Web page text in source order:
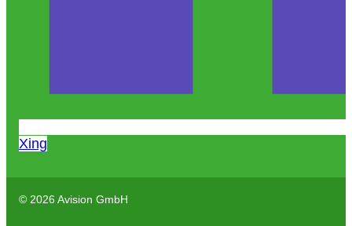
Xing
© 2026 Avision GmbH